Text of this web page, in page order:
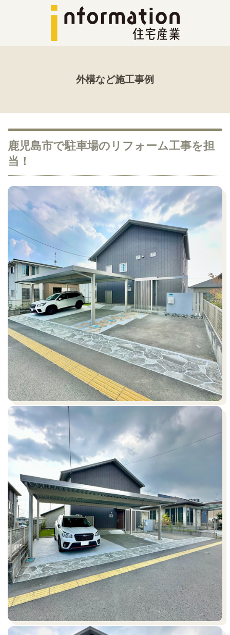
外構など施工事例
鹿児島市で駐車場のリフォーム工事を担
当！